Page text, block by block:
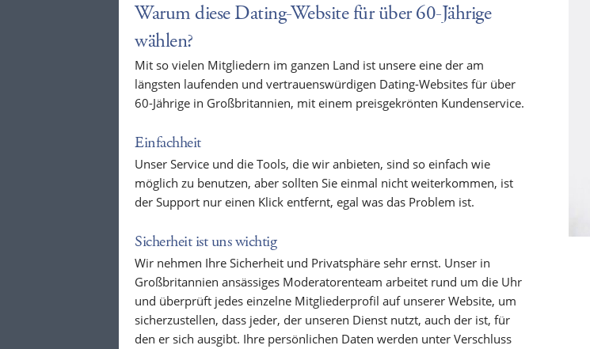
Warum diese Dating-Website für über 60-Jährige
wählen?
Mit so vielen Mitgliedern im ganzen Land ist unsere eine der am
längsten laufenden und vertrauenswürdigen Dating-Websites für über
60-Jährige in Großbritannien, mit einem preisgekrönten Kundenservice.
Einfachheit
Unser Service und die Tools, die wir anbieten, sind so einfach wie
möglich zu benutzen, aber sollten Sie einmal nicht weiterkommen, ist
der Support nur einen Klick entfernt, egal was das Problem ist.
Sicherheit ist uns wichtig
Wir nehmen Ihre Sicherheit und Privatsphäre sehr ernst. Unser in
Großbritannien ansässiges Moderatorenteam arbeitet rund um die Uhr
und überprüft jedes einzelne Mitgliederprofil auf unserer Website, um
sicherzustellen, dass jeder, der unseren Dienst nutzt, auch der ist, für
den er sich ausgibt. Ihre persönlichen Daten werden unter Verschluss